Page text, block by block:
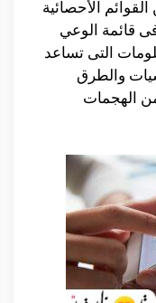
الأحصائية
قائمة الوعي
التى تساعد
والطرق
الهجمات